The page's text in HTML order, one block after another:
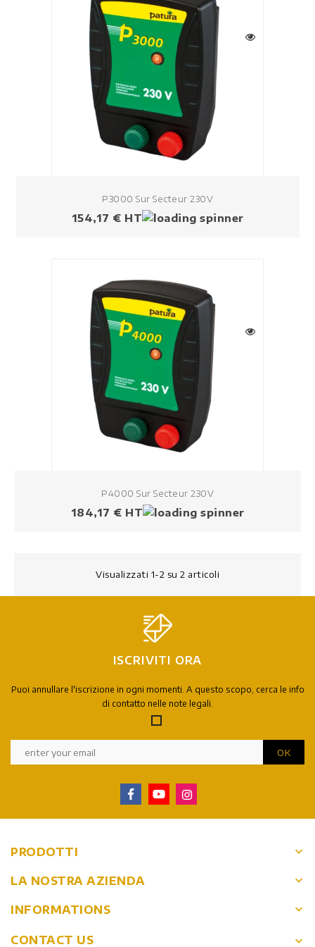
P3000 Sur Secteur 230V
Prezzo
154,17 € HT
P4000 Sur Secteur 230V
Prezzo
184,17 € HT
Visualizzati 1-2 su 2 articoli
ISCRIVITI ORA
Puoi annullare l'iscrizione in ogni momenti. A questo scopo, cerca le info
di contatto nelle note legali.
PRODOTTI keyboard_arrow_down
LA NOSTRA AZIENDA keyboard_arrow_down
INFORMATIONS keyboard_arrow_down
CONTACT US keyboard_arrow_down